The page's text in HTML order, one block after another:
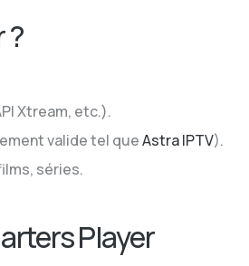
?
Xtream, etc.).
valide tel queAstra IPTV).
séries.
Player